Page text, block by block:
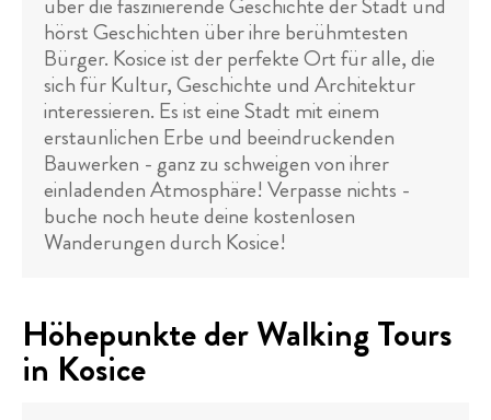
hörst Geschichten über ihre berühmtesten
Bürger. Kosice ist der perfekte Ort für alle, die
sich für Kultur, Geschichte und Architektur
interessieren. Es ist eine Stadt mit einem
erstaunlichen Erbe und beeindruckenden
Bauwerken - ganz zu schweigen von ihrer
einladenden Atmosphäre! Verpasse nichts -
buche noch heute deine kostenlosen
Wanderungen durch Kosice!
Höhepunkte der Walking Tours
in Kosice